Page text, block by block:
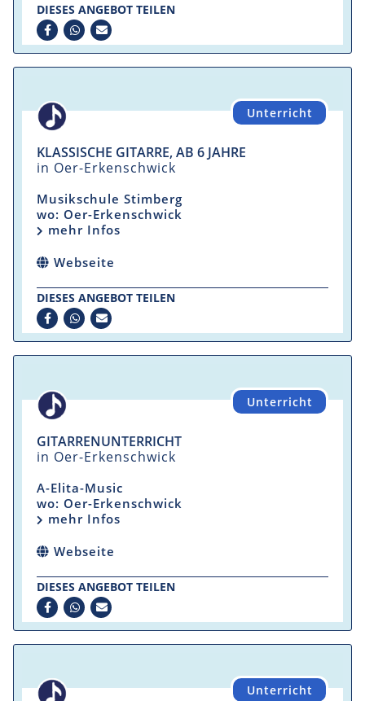
DIESES ANGEBOT TEILEN
Unterricht
KLASSISCHE GITARRE, AB 6 JAHRE
in Oer-Erkenschwick
Musikschule Stimberg
wo: Oer-Erkenschwick
mehr Infos
Webseite
DIESES ANGEBOT TEILEN
Unterricht
GITARRENUNTERRICHT
in Oer-Erkenschwick
A-Elita-Music
wo: Oer-Erkenschwick
mehr Infos
Webseite
DIESES ANGEBOT TEILEN
Unterricht